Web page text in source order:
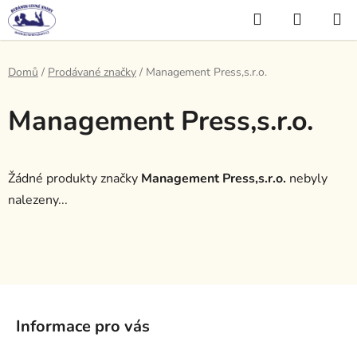
Přejít
na
obsah
Hledat
KOŠÍK
Domů / Prodávané značky / Management Press,s.r.o.
Management Press,s.r.o.
Žádné produkty značky Management Press,s.r.o. nebyly
nalezeny...
Informace pro vás